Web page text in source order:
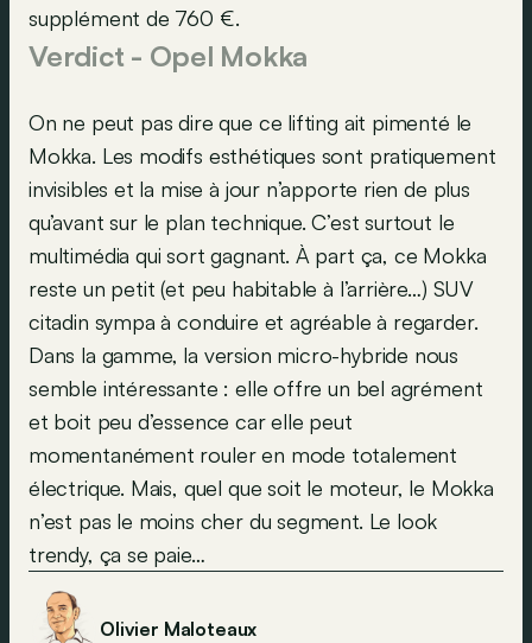
supplément de 760 €.
Verdict - Opel Mokka
On ne peut pas dire que ce lifting ait pimenté le
Mokka. Les modifs esthétiques sont pratiquement
invisibles et la mise à jour n’apporte rien de plus
qu’avant sur le plan technique. C’est surtout le
multimédia qui sort gagnant. À part ça, ce Mokka
reste un petit (et peu habitable à l’arrière…) SUV
citadin sympa à conduire et agréable à regarder.
Dans la gamme, la version micro-hybride nous
semble intéressante : elle offre un bel agrément
et boit peu d’essence car elle peut
momentanément rouler en mode totalement
électrique. Mais, quel que soit le moteur, le Mokka
n’est pas le moins cher du segment. Le look
trendy, ça se paie…
Olivier Maloteaux